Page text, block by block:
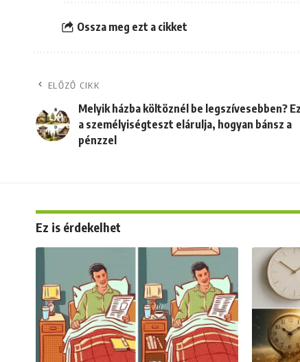
Ossza meg ezt a cikket
ELŐZŐ CIKK
Melyik házba költöznél be legszívesebben? Ez
a személyiségteszt elárulja, hogyan bánsz a
pénzzel
Ez is érdekelhet